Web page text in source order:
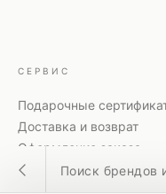
СЕРВИС
Подарочные
Доставка и возврат
Оформление заказа
Способы оплаты
Акции и скидки